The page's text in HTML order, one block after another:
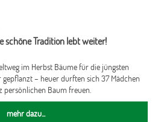
schöne Tradition lebt weiter!
im Herbst Bäume für die jüngsten
– heuer durften sich 37 Mädchen
Baum freuen.
mehr dazu...